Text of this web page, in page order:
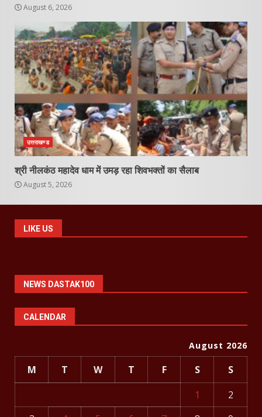
August 6, 2026
उत्तराखण्ड
श्री नीलकंठ महादेव धाम में उमड़ रहा शिवभक्तों का सैलाब
August 5, 2026
LIKE US
NEWS DASTAK100
CALENDAR
August 2026
M T W T F S
S
1
2